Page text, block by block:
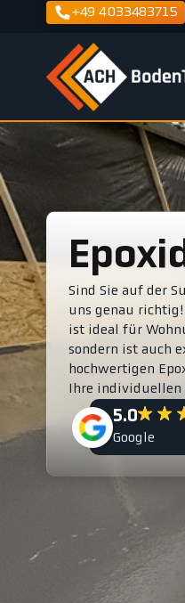
+49 4033483715
Sind Sie auf der
uns genau
ist ideal für
sondern ist auch
hochwertigen
Ihre
5.0
Google